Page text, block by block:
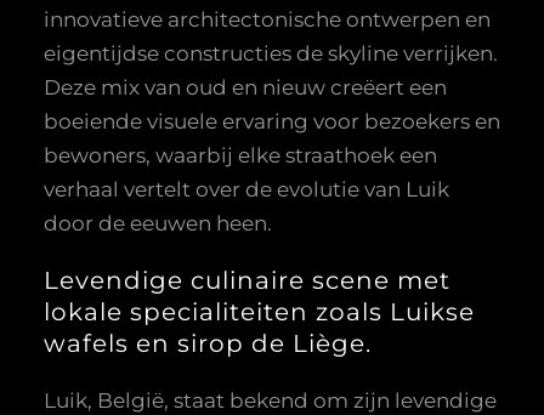
innovatieve architectonische ontwerpen en
eigentijdse constructies de skyline verrijken.
Deze mix van oud en nieuw creëert een
boeiende visuele ervaring voor bezoekers en
bewoners, waarbij elke straathoek een
verhaal vertelt over de evolutie van Luik
door de eeuwen heen.
Levendige culinaire scene met
lokale specialiteiten zoals Luikse
wafels en sirop de Liège.
Luik, België, staat bekend om zijn levendige